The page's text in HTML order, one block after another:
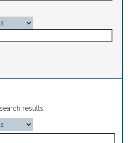
results.